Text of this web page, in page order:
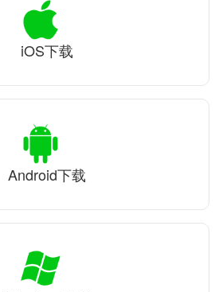
iOS下载
Android下载